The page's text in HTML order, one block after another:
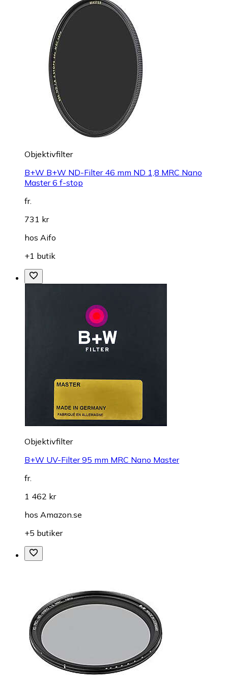
Objektivfilter
B+W B+W ND-Filter 46 mm ND 1,8 MRC Nano
Master 6 f-stop
fr.
731 kr
hos Aifo
+1 butik
Objektivfilter
B+W UV-Filter 95 mm MRC Nano Master
fr.
1 462 kr
hos Amazon.se
+5 butiker